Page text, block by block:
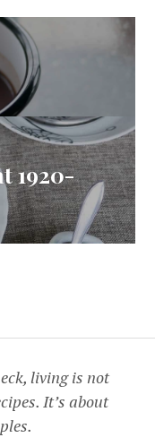
1920-
living is not
It’s about